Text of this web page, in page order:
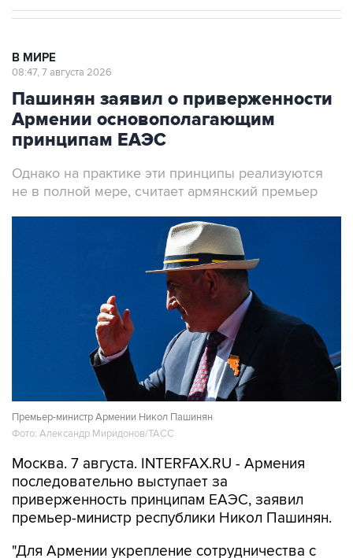
В МИРЕ
08:47, 7 августа 2026
Пашинян заявил о приверженности
Армении основополагающим
принципам ЕАЭС
Однако на практике эти принципы реализуются
не в полной мере, считает армянский премьер
Премьер-министр Армении Никол Пашинян
Фото: Александр Миридонов/ТАСС
Москва. 7 августа. INTERFAX.RU - Армения
последовательно выступает за
приверженность принципам ЕАЭС, заявил
премьер-министр республики Никол Пашинян.
"Для Армении укрепление сотрудничества с